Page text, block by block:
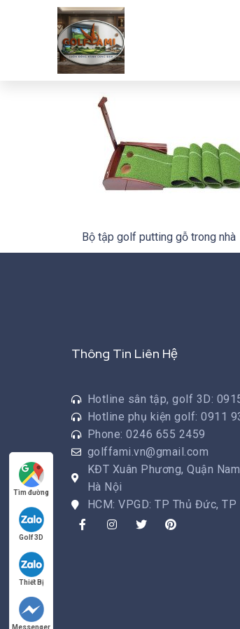
Bộ tập golf putting gỗ trong nhà
Thông Tin Liên Hệ
Hotline sân tập, golf 3D:
Hotline phụ kiện golf: 0911
Phone: 0246 655 2459
golffami.vn@gmail.com
KĐT Xuân Phương, Quận
Hà Nội
HCM: VPGD: TP Thủ Đức,
Tìm đường
Golf 3D
Thiết Bị
Messenger